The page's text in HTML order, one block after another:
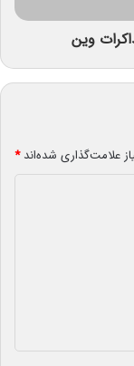
وین
علامت‌گذاری شده‌اند*